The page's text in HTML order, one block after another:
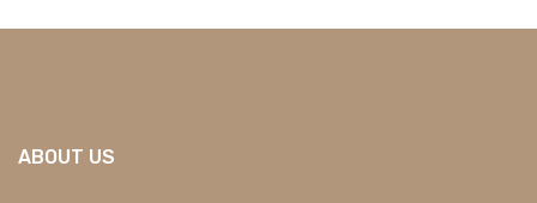
ABOUT US